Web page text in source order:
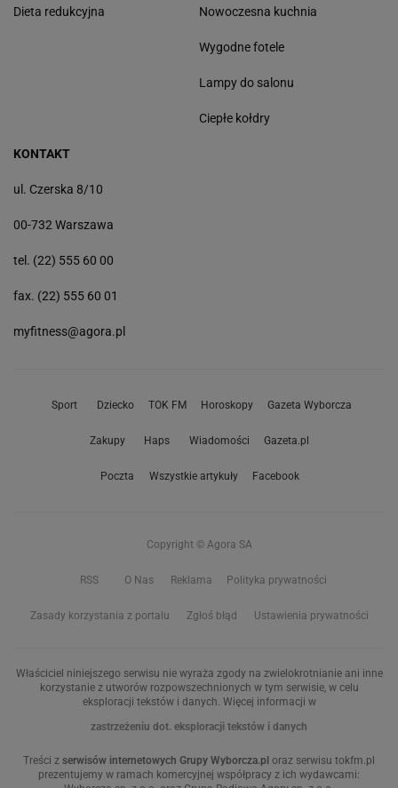
Dieta redukcyjna Nowoczesna kuchnia
Wygodne fotele
Lampy do salonu
Ciepłe kołdry
KONTAKT
ul. Czerska 8/10
00-732 Warszawa
tel. (22) 555 60 00
fax. (22) 555 60 01
myfitness@agora.pl
Sport Dziecko TOK FM Horoskopy Gazeta Wyborcza
Zakupy Haps Wiadomości Gazeta.pl
Poczta Wszystkie artykuły Facebook
Copyright © Agora SA
RSS O Nas Reklama Polityka prywatności
Zasady korzystania z portalu Zgłoś błąd Ustawienia prywatności
Właściciel niniejszego serwisu nie wyraża zgody na zwielokrotnianie ani inne
korzystanie z utworów rozpowszechnionych w tym serwisie, w celu
eksploracji tekstów i danych. Więcej informacji w
zastrzeżeniu dot. eksploracji tekstów i danych
Treści z serwisów internetowych Grupy Wyborcza.pl oraz serwisu tokfm.pl
prezentujemy w ramach komercyjnej współpracy z ich wydawcami: